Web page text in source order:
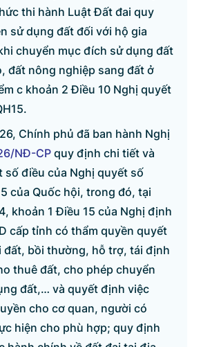
thi hành Luật Đất đai quy
sử dụng đất đối với hộ gia
chuyển mục đích sử dụng đất
đất nông nghiệp sang đất ở
c khoản 2 Điều 10 Nghị quyết
Chính phủ đã ban hành Nghị
NĐ-CP quy định chi tiết và
số điều của Nghị quyết số
của Quốc hội, trong đó, tại
khoản 1 Điều 15 của Nghị định
cấp tỉnh có thẩm quyền quyết
đất, bồi thường, hỗ trợ, tái định
thuê đất, cho phép chuyển
đất,… và quyết định việc
cho cơ quan, người có
hiện cho phù hợp; quy định